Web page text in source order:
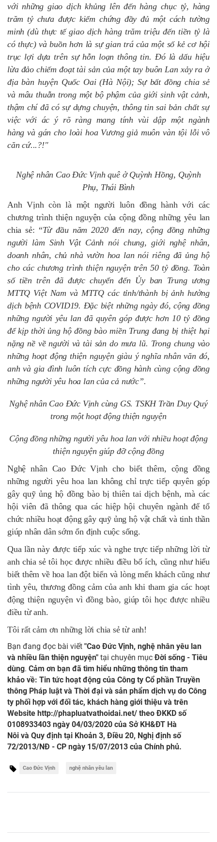
với những giao dịch khủng lên đến hàng chục tỷ, hàng
trăm tỷ chưa được kiểm chứng đầy đủ một cách tường
minh (dù thực tế giao dịch hàng trăm triệu đến tiền tỷ là
có thực) và buồn hơn là sự gian trá của một số kẻ cơ hội
trục lợi dựa trên sự hỗn loạn thông tin. Đó là dấu hiệu
lừa đảo chiếm đoạt tài sản của một tay buôn Lan xảy ra ở
địa bàn huyện Quốc Oai (Hà Nội); Sự bất đồng chia sẻ
và mâu thuẫn trong một bộ phậm của giới sinh vật cảnh,
thậm chí đã có sự dựng chuyện, thông tin sai bản chất sự
việc với ác ý rõ ràng mang tính vùi dập một ngành
hàng và gán cho loài hoa Vương giả muôn vàn tội lỗi vô
căn cứ...?!"
Nghệ nhân Cao Đức Vịnh quê ở Quỳnh Hồng, Quỳnh
Phụ, Thái Bình
Anh Vịnh còn là một người luôn đồng hành với các
chương trình thiện nguyện của cộng đồng những yêu lan
chia sẻ: “Từ đầu năm 2020 đến nay, cộng đồng những
người làm Sinh Vật Cảnh nói chung, giới nghệ nhân,
doanh nhân, chủ nhà vườn hoa lan nói riêng đã ủng hộ
cho các chương trình thiện nguyện trên 50 tỷ đồng. Toàn
số tiền trên đã được chuyển đến Ủy ban Trung ương
MTTQ Việt Nam và MTTQ các tỉnh/thành bị ảnh hưởng
dịch bệnh COVID19. Đặc biệt những ngày đó, cộng đồng
những người yêu lan đã quyên góp được hơn 10 tỷ đồng
để kịp thời ủng hộ đồng bào miền Trung đang bị thiệt hại
nặng nề về người và tài sản do mưa lũ. Trong chung vào
những hoạt động thiện nguyện giàu ý nghĩa nhân văn đó,
anh và gia đình luôn tích cực đồng hành cùng cộng đồng
những người yêu hoa lan của cả nước”.
Nghệ nhân Cao Đức Vịnh cùng GS. TSKH Trần Duy Quý
trong một hoạt động thiện nguyện
Cộng đồng những người yêu hoa lan với nhiều hoạt động
thiện nguyện giúp đỡ cộng đồng
Nghệ nhân Cao Đức Vịnh cho biết thêm, cộng đồng
những người yêu hoa lan không chỉ trực tiếp quyên góp
gây quỹ ủng hộ đồng bào bị thiên tai dịch bệnh, mà các
hội viên đã thông qua các hiệp hội chuyên ngành để tổ
chức nhiều hoạt động gây quỹ ủng hộ vật chất và tinh thần
giúp nhân dân sớm ổn định cuộc sống.
Qua lần này được tiếp xúc và nghe trực tiếp những lời từ
anh chia sẻ tôi học được nhiều điều bổ ích, cũng như hiểu
biết thêm về hoa lan đột biến và lòng mến khách cũng như
tình yêu, thương đồng cảm của anh khi tham gia các hoạt
động thiện nguyện vì đồng bào, giúp tôi học được nhiều
điều từ anh.
Tôi rất cảm ơn những lời chia sẻ từ anh!
Bạn đang đọc bài viết "Cao Đức Vịnh, nghệ nhân yêu lan
và nhiều lần thiện nguyện" tại chuyên mụcĐời sống - Tiêu
dùng. Cảm ơn bạn đã tìm hiểu những thông tin tham
khảo về: Tin tức hoạt động của Công ty Cổ phần Truyền
thông Pháp luật và Thời đại và sản phẩm dịch vụ do Công
ty phối hợp với đối tác, khách hàng giới thiệu và trên
Website http://phapluatvathoidai.net/ theo ĐKKD số
0108933403 ngày 04/03/2020 của Sở KH&ĐT Hà
Nôi và Quy định tại Khoản 3, Điều 20, Nghị định số
72/2013/NĐ - CP ngày 15/07/2013 của Chính phủ.
Cao Đức Vịnh nghệ nhân yêu lan